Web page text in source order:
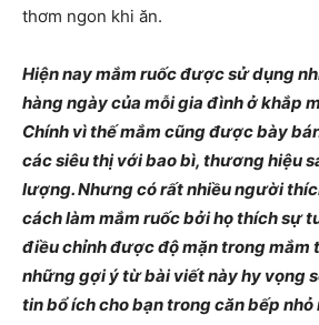
thơm ngon khi ăn.
Hiện nay mắm ruốc được sử dụng
hàng ngày của mỗi gia đình ở khắp
Chính vì thế mắm cũng được bày
các siêu thị với bao bì, thương hiệu
lượng. Nhưng có rất nhiều người
cách làm mắm ruốc bởi họ thích sự
điều chỉnh được độ mặn trong mắm
những gợi ý từ bài viết này hy vọng
tin bổ ích cho bạn trong căn bếp nhỏ